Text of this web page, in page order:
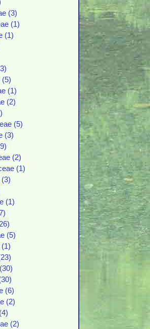
(3)
(1)
(1)
(5)
(1)
(2)
(5)
(3)
(2)
(1)
(1)
(5)
(6)
(2)
(2)